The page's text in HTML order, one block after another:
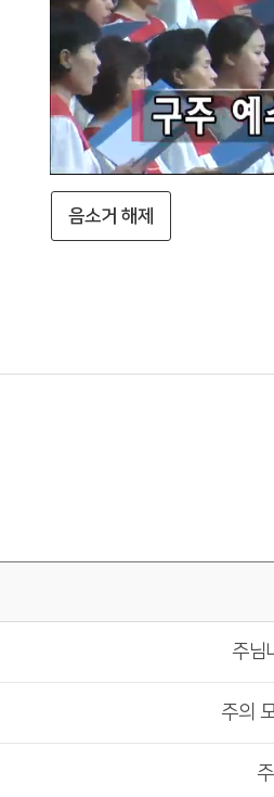
음소거 해제
주님
주의